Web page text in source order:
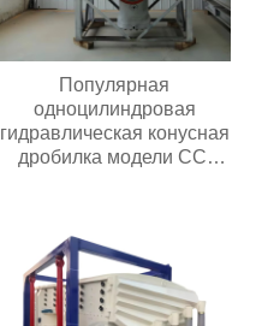
Популярная
одноцилиндровая
гидравлическая конусная
дробилка модели CC,
переработки руды